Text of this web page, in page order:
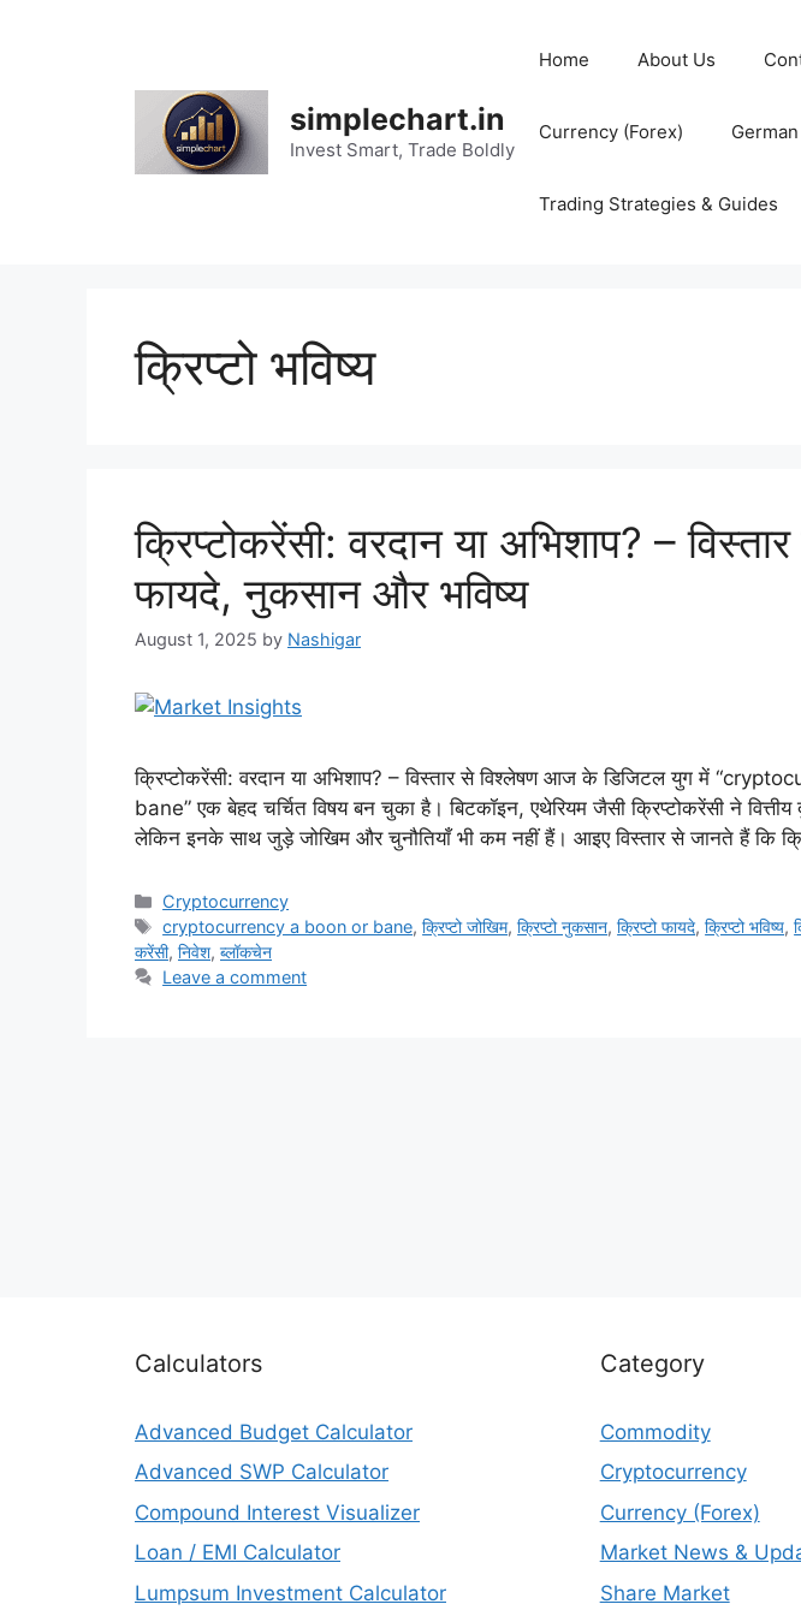
simplechart.in
Invest Smart, Trade Boldly
Home About Us
Currency (Forex)
Trading Strategies & Guides
क्रिप्टो भविष्य
क्रिप्टोकरेंसी: वरदान या अभिशाप? –
फायदे, नुकसान और भविष्य
August 1, 2025 by Nashigar
क्रिप्टोकरेंसी: वरदान या अभिशाप? – विस्तार से विश्लेषण आज के डिजिटल युग में
bane” एक बेहद चर्चित विषय बन चुका है। बिटकॉइन, एथेरियम जैसी क्रिप्टोकरेंसी ने वित्तीय
लेकिन इनके साथ जुड़े जोखिम और चुनौतियाँ भी कम नहीं हैं। आइए विस्तार से जानते हैं कि
Categories
Cryptocurrency
Tags
cryptocurrency a boon or bane,क्रिप्टो जोखिम,क्रिप्टो नुकसान,क्रिप्टो फायदे,क्रिप्टो भविष्य,
करेंसी, निवेश, ब्लॉकचेन
Leave a comment
Calculators
Advanced Budget Calculator
Advanced SWP Calculator
Compound Interest Visualizer
Loan / EMI Calculator
Lumpsum Investment Calculator
Category
Commodity
Cryptocurrency
Currency (Forex)
Market News &
Share Market